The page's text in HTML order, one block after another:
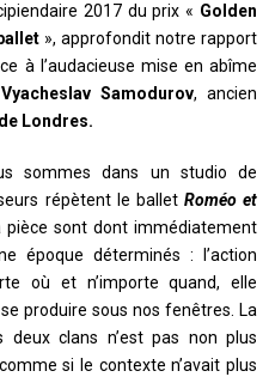
2017 du prix « Golden
», approfondit notre rapport
à l’audacieuse mise en abîme
Vyacheslav Samodurov, ancien
Londres.
sommes dans un studio de
répètent le ballet Roméo et
pièce sont dont immédiatement
époque déterminés : l’action
où et n’importe quand, elle
produire sous nos fenêtres. La
clans n’est pas non plus
si le contexte n’avait plus